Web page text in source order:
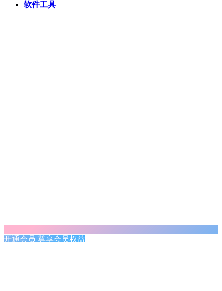
软件工具
开通会员 尊享会员权益